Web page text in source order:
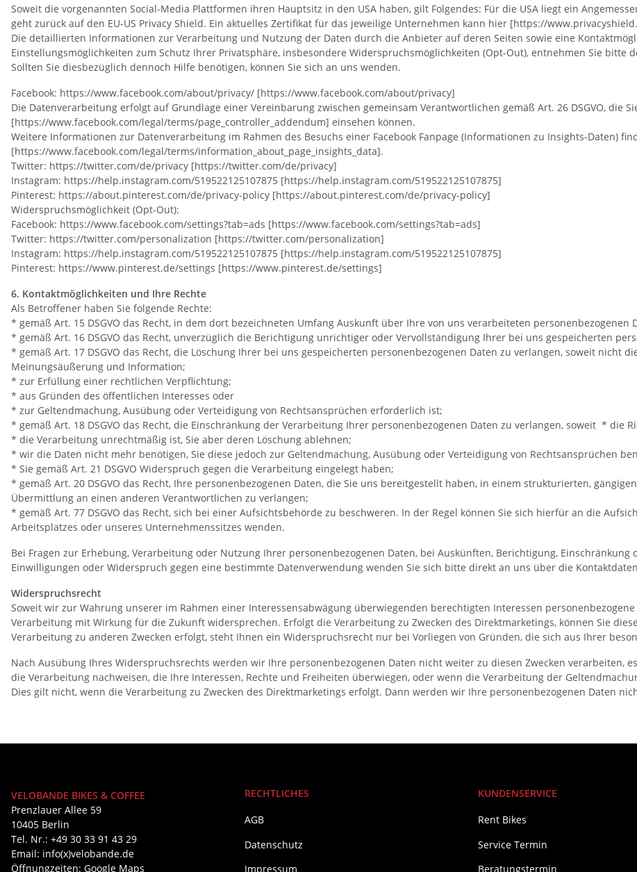
Soweit die vorgenannten Social-Media Plattformen ihren Hauptsitz in den USA haben, gilt Folgendes: Für die USA liegt ein
geht zurück auf den EU-US Privacy Shield. Ein aktuelles Zertifikat für das jeweilige Unternehmen kann hier [https://
Die detaillierten Informationen zur Verarbeitung und Nutzung der Daten durch die Anbieter auf deren Seiten sowie eine
Einstellungsmöglichkeiten zum Schutz Ihrer Privatsphäre, insbesondere Widerspruchsmöglichkeiten (Opt-Out), entnehmen Sie
Sollten Sie diesbezüglich dennoch Hilfe benötigen, können Sie sich an uns wenden.
Facebook: https://www.facebook.com/about/privacy/ [https://www.facebook.com/about/privacy]
Die Datenverarbeitung erfolgt auf Grundlage einer Vereinbarung zwischen gemeinsam Verantwortlichen gemäß Art. 26 DSGVO, die
[https://www.facebook.com/legal/terms/page_controller_addendum] einsehen können.
Weitere Informationen zur Datenverarbeitung im Rahmen des Besuchs einer Facebook Fanpage (Informationen zu Insights-Daten)
[https://www.facebook.com/legal/terms/information_about_page_insights_data].
Twitter: https://twitter.com/de/privacy [https://twitter.com/de/privacy]
Instagram: https://help.instagram.com/519522125107875 [https://help.instagram.com/519522125107875]
Pinterest: https://about.pinterest.com/de/privacy-policy [https://about.pinterest.com/de/privacy-policy]
Widerspruchsmöglichkeit (Opt-Out):
Facebook: https://www.facebook.com/settings?tab=ads [https://www.facebook.com/settings?tab=ads]
Twitter: https://twitter.com/personalization [https://twitter.com/personalization]
Instagram: https://help.instagram.com/519522125107875 [https://help.instagram.com/519522125107875]
Pinterest: https://www.pinterest.de/settings [https://www.pinterest.de/settings]
6. Kontaktmöglichkeiten und Ihre Rechte
Als Betroffener haben Sie folgende Rechte:
* gemäß Art. 15 DSGVO das Recht, in dem dort bezeichneten Umfang Auskunft über Ihre von uns verarbeiteten personenbezogenen
* gemäß Art. 16 DSGVO das Recht, unverzüglich die Berichtigung unrichtiger oder Vervollständigung Ihrer bei uns gespeicherten
* gemäß Art. 17 DSGVO das Recht, die Löschung Ihrer bei uns gespeicherten personenbezogenen Daten zu verlangen, soweit nicht
Meinungsäußerung und Information;
* zur Erfüllung einer rechtlichen Verpflichtung;
* aus Gründen des öffentlichen Interesses oder
* zur Geltendmachung, Ausübung oder Verteidigung von Rechtsansprüchen erforderlich ist;
* gemäß Art. 18 DSGVO das Recht, die Einschränkung der Verarbeitung Ihrer personenbezogenen Daten zu verlangen, soweit * die
* die Verarbeitung unrechtmäßig ist, Sie aber deren Löschung ablehnen;
* wir die Daten nicht mehr benötigen, Sie diese jedoch zur Geltendmachung, Ausübung oder Verteidigung von Rechtsansprüchen
* Sie gemäß Art. 21 DSGVO Widerspruch gegen die Verarbeitung eingelegt haben;
* gemäß Art. 20 DSGVO das Recht, Ihre personenbezogenen Daten, die Sie uns bereitgestellt haben, in einem strukturierten,
Übermittlung an einen anderen Verantwortlichen zu verlangen;
* gemäß Art. 77 DSGVO das Recht, sich bei einer Aufsichtsbehörde zu beschweren. In der Regel können Sie sich hierfür an die
Arbeitsplatzes oder unseres Unternehmenssitzes wenden.
Bei Fragen zur Erhebung, Verarbeitung oder Nutzung Ihrer personenbezogenen Daten, bei Auskünften, Berichtigung,
Einwilligungen oder Widerspruch gegen eine bestimmte Datenverwendung wenden Sie sich bitte direkt an uns über die
Widerspruchsrecht
Soweit wir zur Wahrung unserer im Rahmen einer Interessensabwägung überwiegenden berechtigten Interessen
Verarbeitung mit Wirkung für die Zukunft widersprechen. Erfolgt die Verarbeitung zu Zwecken des Direktmarketings, können Sie
Verarbeitung zu anderen Zwecken erfolgt, steht Ihnen ein Widerspruchsrecht nur bei Vorliegen von Gründen, die sich aus Ihrer
Nach Ausübung Ihres Widerspruchsrechts werden wir Ihre personenbezogenen Daten nicht weiter zu diesen Zwecken verarbeiten,
die Verarbeitung nachweisen, die Ihre Interessen, Rechte und Freiheiten überwiegen, oder wenn die Verarbeitung der
Dies gilt nicht, wenn die Verarbeitung zu Zwecken des Direktmarketings erfolgt. Dann werden wir Ihre personenbezogenen Daten
VELOBANDE BIKES & COFFEE
Prenzlauer Allee 59
10405 Berlin
Tel. Nr.: +49 30 33 91 43 29
Email: info(x)velobande.de
Öffnungzeiten: Google Maps
RECHTLICHES
AGB
Datenschutz
Impressum
KUNDENSERVICE
Rent Bikes
Service Termin
Beratungstermin